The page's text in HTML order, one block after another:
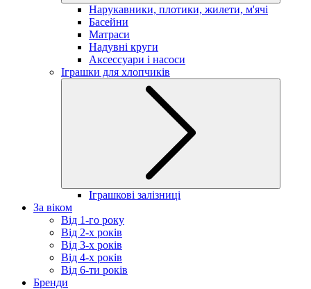
Нарукавники, плотики, жилети, м'ячі
Басейни
Матраси
Надувні круги
Аксессуари і насоси
Іграшки для хлопчиків
Іграшкові залізниці
За віком
Від 1-го року
Від 2-х років
Від 3-х років
Від 4-х років
Від 6-ти років
Бренди